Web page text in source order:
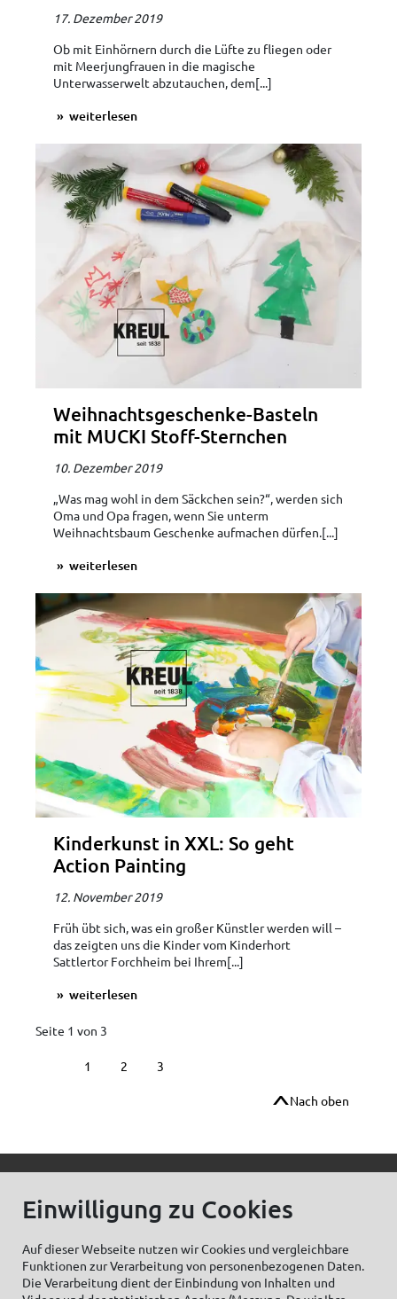
17. Dezember 2019
Ob mit Einhörnern durch die Lüfte zu fliegen oder
mit Meerjungfrauen in die magische
Unterwasserwelt abzutauchen, dem[...]
weiterlesen
Weihnachtsgeschenke-Basteln
mit MUCKI Stoff-Sternchen
10. Dezember 2019
„Was mag wohl in dem Säckchen sein?“, werden sich
Oma und Opa fragen, wenn Sie unterm
Weihnachtsbaum Geschenke aufmachen dürfen.[...]
weiterlesen
Kinderkunst in XXL: So geht
Action Painting
12. November 2019
Früh übt sich, was ein großer Künstler werden will –
das zeigten uns die Kinder vom Kinderhort
Sattlertor Forchheim bei Ihrem[...]
weiterlesen
Seite 1 von 3
1 2 3
Nach oben
Zum Newsletter anmelden:
Einwilligung zu Cookies
Auf dieser Webseite nutzen wir Cookies und vergleichbare
Funktionen zur Verarbeitung von personenbezogenen Daten.
Die Verarbeitung dient der Einbindung von Inhalten und